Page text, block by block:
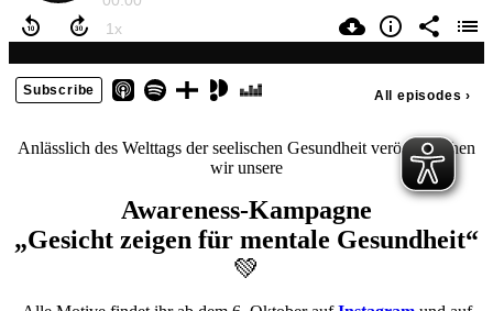
Anlässlich des Welttags der seelischen Gesundheit veröffentlichen
wir unsere
Awareness-Kampagne
„Gesicht zeigen für mentale Gesundheit“
💚